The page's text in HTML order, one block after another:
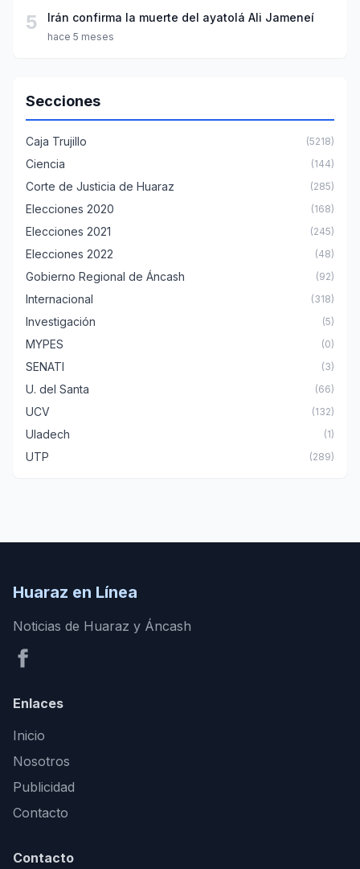
5 Irán confirma la muerte del ayatolá Ali Jameneí
hace 5 meses
Secciones
Caja Trujillo (5218)
Ciencia (144)
Corte de Justicia de Huaraz (285)
Elecciones 2020 (168)
Elecciones 2021 (245)
Elecciones 2022 (48)
Gobierno Regional de Áncash (92)
Internacional (318)
Investigación (5)
MYPES (0)
SENATI (3)
U. del Santa (66)
UCV (132)
Uladech (1)
UTP (289)
Huaraz en Línea
Noticias de Huaraz y Áncash
Enlaces
Inicio
Nosotros
Publicidad
Contacto
Contacto